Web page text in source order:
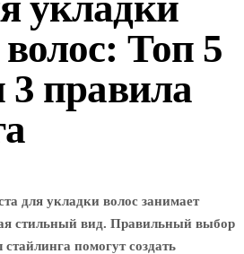
Топ 5
3 правила
для укладки волос занимает
стильный вид. Правильный выбор
помогут создать